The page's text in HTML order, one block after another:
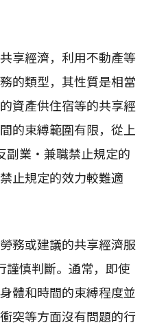
享經濟，利用不動產等
的類型，其性質是相當
資產供住宿等的共享經
的束縛範圍有限，從上
副業・兼職禁止規定的
止規定的效力較難適
務或建議的共享經濟服
謹慎判斷。通常，即使
體和時間的束縛程度並
突等方面沒有問題的行